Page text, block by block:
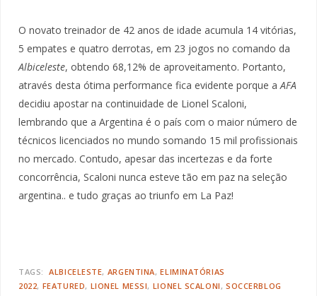
O novato treinador de 42 anos de idade acumula 14 vitórias,
5 empates e quatro derrotas, em 23 jogos no comando da
Albiceleste, obtendo 68,12% de aproveitamento. Portanto,
através desta ótima performance fica evidente porque aAFA
decidiu apostar na continuidade de Lionel Scaloni,
lembrando que a Argentina é o país com o maior número de
técnicos licenciados no mundo somando 15 mil profissionais
no mercado. Contudo, apesar das incertezas e da forte
concorrência, Scaloni nunca esteve tão em paz na seleção
argentina.. e tudo graças ao triunfo em La Paz!
TAGS: ALBICELESTE ARGENTINA ELIMINATÓRIAS
2022 FEATURED LIONEL MESSI LIONEL SCALONI SOCCERBLOG